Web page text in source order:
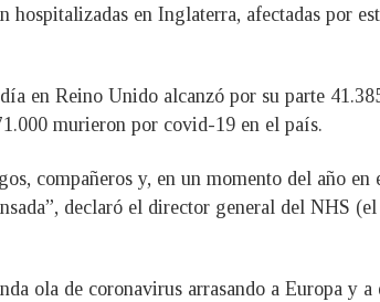
hospitalizadas en Inglaterra, afectadas por
en Reino Unido alcanzó por su parte
murieron por covid-19 en el país.
compañeros y, en un momento del año en
declaró el director general del NHS
ola de coronavirus arrasando a Europa y a